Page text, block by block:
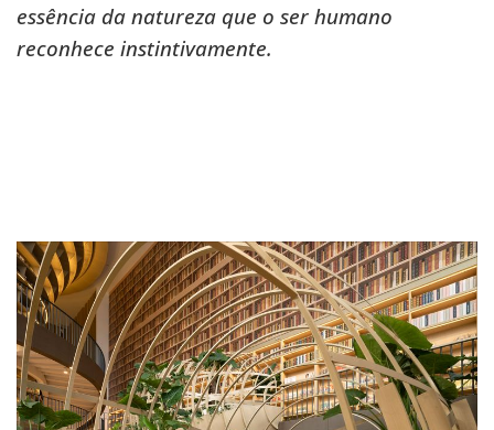
essência da natureza que o ser humano
reconhece instintivamente.